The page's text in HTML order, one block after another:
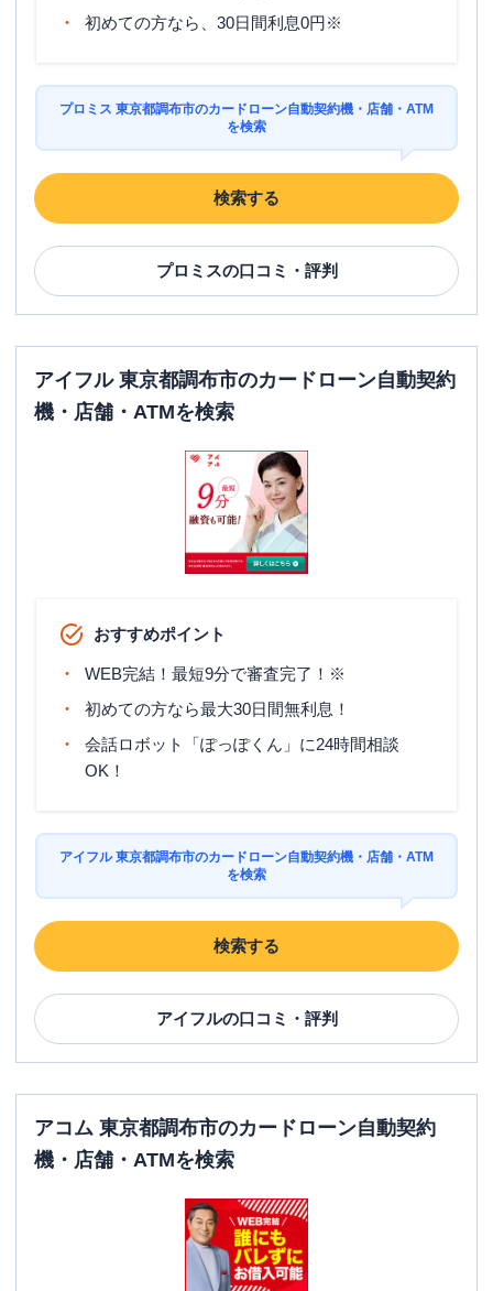
〇
住所 東京都調布市仙川町１－１８－３７
初めての方なら、30日間利息0円※
プロミス 東京都調布市のカードローン自動契約機・店舗・ATM
を検索
検索する
プロミスの口コミ・評判
アイフル 東京都調布市のカードローン自動契約
機・店舗・ATMを検索
おすすめポイント
WEB完結！最短9分で審査完了！※
初めての方なら最大30日間無利息！
会話ロボット「ぽっぽくん」に24時間相談
OK！
アイフル 東京都調布市のカードローン自動契約機・店舗・ATM
を検索
検索する
アイフルの口コミ・評判
アコム 東京都調布市のカードローン自動契約
機・店舗・ATMを検索